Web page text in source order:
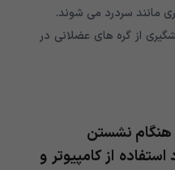
مانند سردرد می شوند.
از گره های عضلانی در
نشستن
از کامپیوتر و